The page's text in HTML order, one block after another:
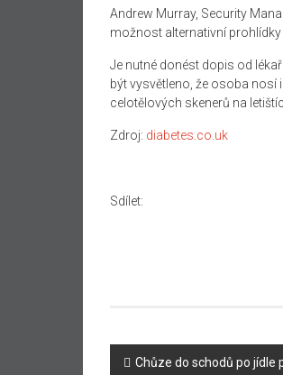
Andrew Murray, Security
možnost alternativní
Je nutné donést dopis od
být vysvětleno, že osoba nosí
celotělových skenerů na
Zdroj: diabetes.co.uk
Sdílet:
Navigace
Chůze do schodů po jídle